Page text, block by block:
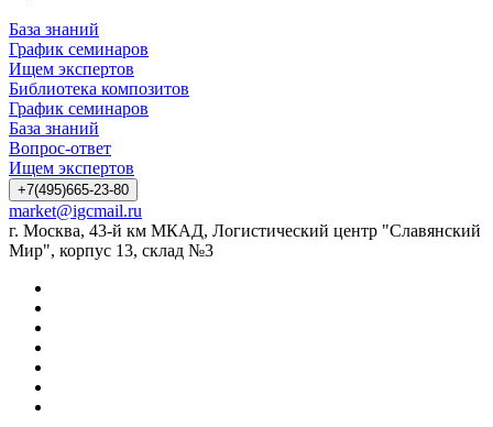
База знаний
График семинаров
Ищем экспертов
Библиотека композитов
График семинаров
База знаний
Вопрос-ответ
Ищем экспертов
+7(495)665-23-80
market@igcmail.ru
г. Москва, 43-й км МКАД, Логистический центр "Славянский
Мир", корпус 13, склад №3